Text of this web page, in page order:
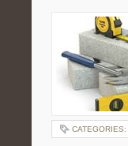
CATEGORIES: